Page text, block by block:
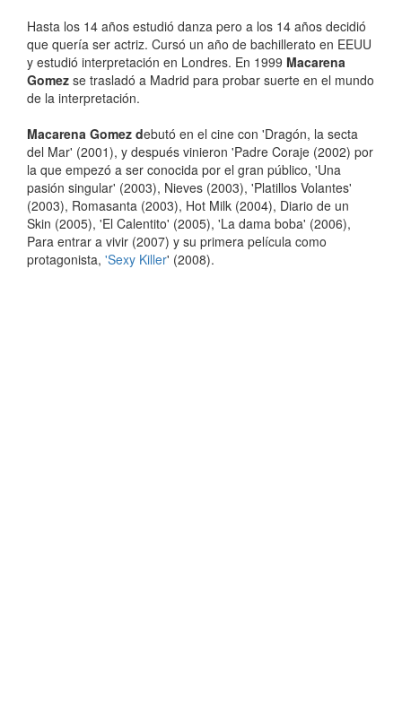
Hasta los 14 años estudió danza pero a los 14 años decidió
que quería ser actriz. Cursó un año de bachillerato en EEUU
y estudió interpretación en Londres. En 1999 Macarena
Gomez se trasladó a Madrid para probar suerte en el mundo
de la interpretación.
Macarena Gomez debutó en el cine con 'Dragón, la secta
del Mar' (2001), y después vinieron 'Padre Coraje (2002) por
la que empezó a ser conocida por el gran público, 'Una
pasión singular' (2003), Nieves (2003), 'Platillos Volantes'
(2003), Romasanta (2003), Hot Milk (2004), Diario de un
Skin (2005), 'El Calentito' (2005), 'La dama boba' (2006),
Para entrar a vivir (2007) y su primera película como
protagonista, 'Sexy Killer' (2008).